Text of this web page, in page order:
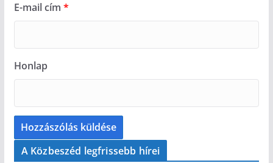
E-mail cím *
Honlap
A Közbeszéd legfrissebb hírei